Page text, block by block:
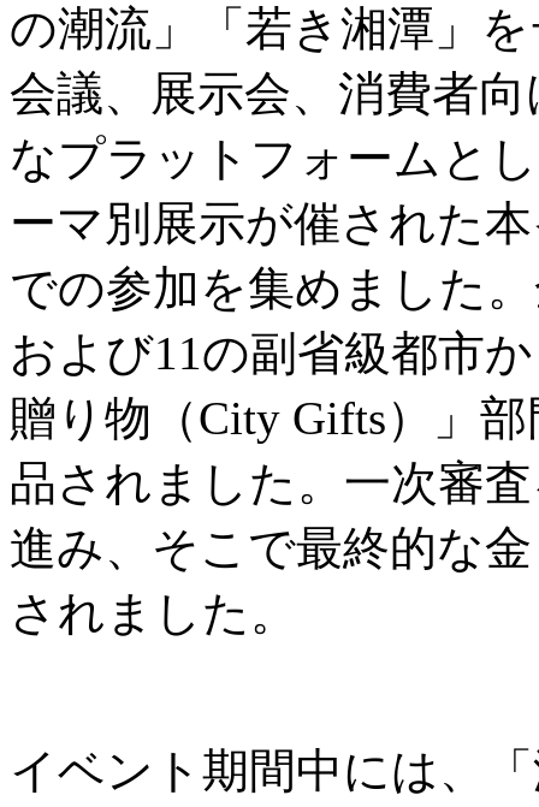
の潮流」「若き湘潭」
会議、展示会、消費者
なプラットフォームと
ーマ別展示が催された
での参加を集めました
および11の副省級都市
贈り物（City Gifts）」
品されました。一次審
進み、そこで最終的な
されました。
イベント期間中には、